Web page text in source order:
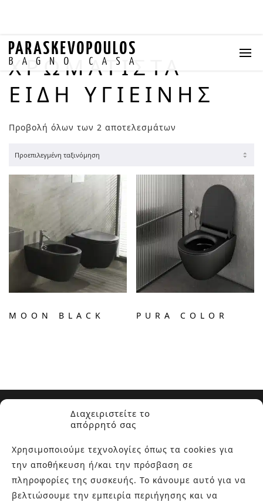
Διαχειριστείτε το
απόρρητό σας
Χρησιμοποιούμε τεχνολογίες όπως τα cookies για
την αποθήκευση ή/και την πρόσβαση σε
πληροφορίες της συσκευής. Το κάνουμε αυτό για να
βελτιώσουμε την εμπειρία περιήγησης και να
ΧΡΩΜΑΤΙΣΤΆ
ΕΊΔΗ ΥΓΙΕΙΝΉΣ
Προβολή όλων των 2 αποτελεσμάτων
MOON BLACK PURA COLOR
ΣΧΕΤΙΚΑ ΜΕ ΕΜΑΣ
Στην εταιρεία Paraskevopoulos μετουσιώνονται 40 χρόνια